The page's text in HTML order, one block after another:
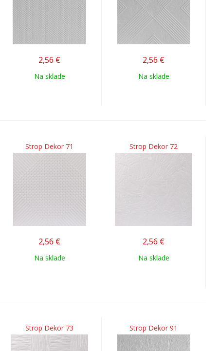
2,56 €
Na sklade
2,56 €
Na sklade
Strop Dekor 71
2,56 €
Na sklade
Strop Dekor 72
2,56 €
Na sklade
Strop Dekor 73 Strop Dekor 91